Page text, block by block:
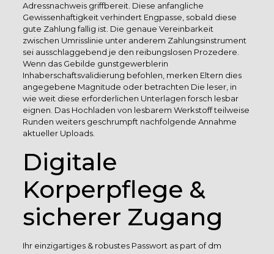
Adressnachweis griffbereit. Diese anfangliche
Gewissenhaftigkeit verhindert Engpasse, sobald diese
gute Zahlung fallig ist. Die genaue Vereinbarkeit
zwischen Umrisslinie unter anderem Zahlungsinstrument
sei ausschlaggebend je den reibungslosen Prozedere.
Wenn das Gebilde gunstgewerblerin
Inhaberschaftsvalidierung befohlen, merken Eltern dies
angegebene Magnitude oder betrachten Die leser, in
wie weit diese erforderlichen Unterlagen forsch lesbar
eignen. Das Hochladen von lesbarem Werkstoff teilweise
Runden weiters geschrumpft nachfolgende Annahme
aktueller Uploads.
Digitale
Korperpflege &
sicherer Zugang
Ihr einzigartiges & robustes Passwort as part of dm